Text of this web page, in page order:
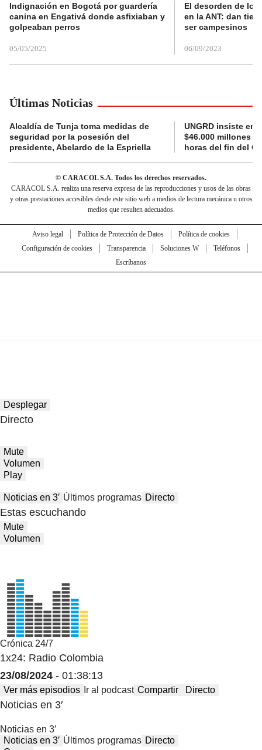
Indignación en Bogotá por guardería
canina en Engativá donde asfixiaban y
golpeaban perros
05/05/2025
El desorden de
en la ANT: dan
ser campesinos
06/09/2023
Últimas Noticias
Alcaldía de Tunja toma medidas de
seguridad por la posesión del
presidente, Abelardo de la Espriella
UNGRD insiste en
$46.000 millones
horas del fin del
© CARACOL S.A. Todos los derechos reservados.
CARACOL S.A. realiza una reserva expresa de las reproducciones y usos de las obras
y otras prestaciones accesibles desde este sitio web a medios de lectura mecánica u otros
medios que resulten adecuados.
Aviso legal Política de Protección de Datos
Política de cookies
Configuración de cookies
Transparencia Soluciones W
Teléfonos
Escríbanos
Desplegar
Directo
Mute
Volumen
Play
Noticias en 3′ Últimos programas Directo
Estas escuchando
Mute
Volumen
Crónica 24/7
1x24: Radio Colombia
23/08/2024 - 01:38:13
Ver más episodios Ir al podcast Compartir Directo
Noticias en 3′
Noticias en 3′
Noticias en 3′ Últimos programas Directo